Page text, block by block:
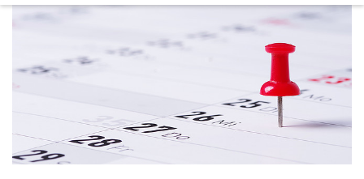
Zum Hauptinhalt springen
Zur Navigation springen